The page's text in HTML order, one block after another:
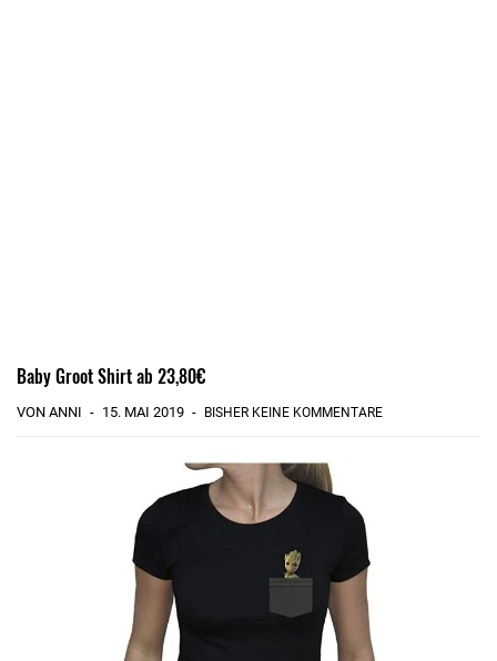
Baby Groot Shirt ab 23,80€
VON ANNI 15. MAI 2019 BISHER KEINE KOMMENTARE